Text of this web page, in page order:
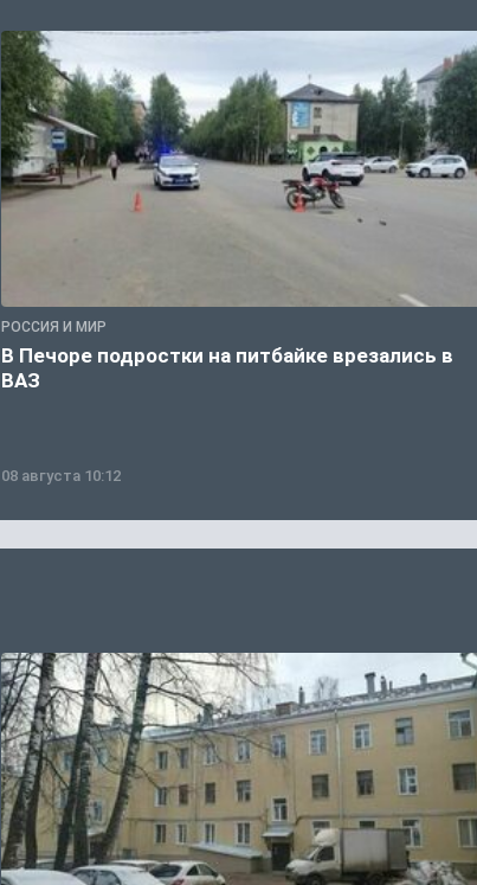
РОССИЯ И МИР
В Печоре подростки на питбайке врезались в
ВАЗ
08 августа 10:12